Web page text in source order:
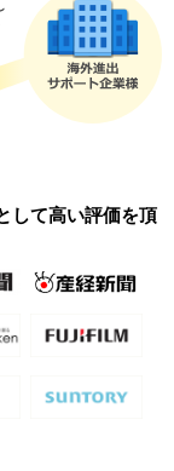
して高い評価を頂